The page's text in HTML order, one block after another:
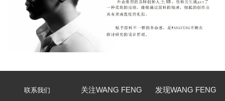
联系我们 关注WANG FENG 发现WANG FENG